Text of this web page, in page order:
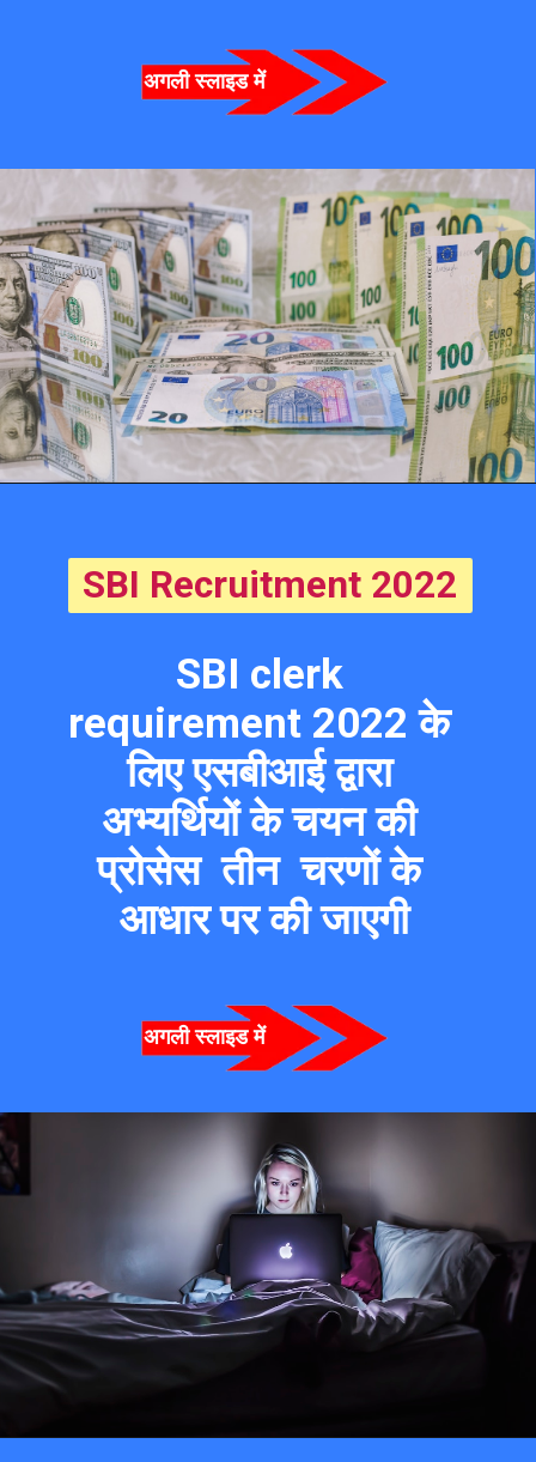
अगली स्लाइड में
SBI Recruitment 2022
SBI clerk
requirement 2022 के
लिए एसबीआई द्वारा
अभ्यर्थियों के चयन की
प्रोसेस  तीन  चरणों के
आधार पर की जाएगी
अगली स्लाइड में